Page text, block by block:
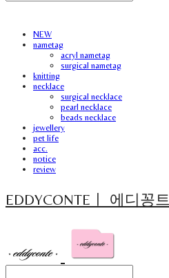
NEW
nametag
acryl nametag
surgical nametag
knitting
necklace
surgical necklace
pearl necklace
beads necklace
jewellery
pet life
acc.
notice
review
EDDYCONTEㅣ 에디꽁트